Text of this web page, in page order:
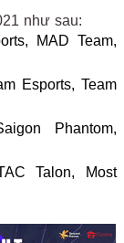
như sau:
MAD Team,
Esports, Team
Phantom,
Talon, Most